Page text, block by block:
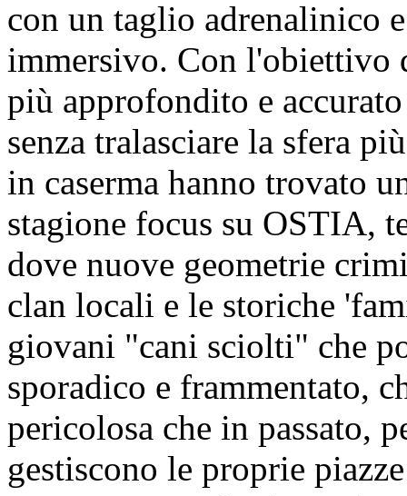
con un taglio adrenalinico
immersivo. Con l'obiettivo
più approfondito e
senza tralasciare la sfera
in caserma hanno trovato
stagione focus su OSTIA,
dove nuove geometrie
clan locali e le storiche
giovani "cani sciolti" che
sporadico e frammentato,
pericolosa che in passato,
gestiscono le proprie